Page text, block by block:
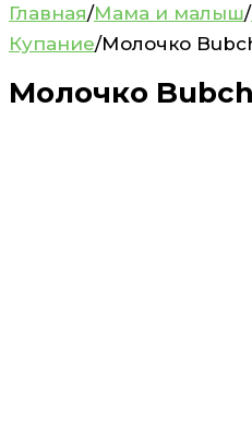
Главная/Мама и малыш/
Купание/Молочко
Молочко